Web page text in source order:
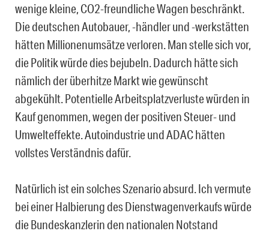
wenige kleine, CO2-freundliche Wagen beschränkt.
Die deutschen Autobauer, -händler und -werkstätten
hätten Millionenumsätze verloren. Man stelle sich vor,
die Politik würde dies bejubeln. Dadurch hätte sich
nämlich der überhitze Markt wie gewünscht
abgekühlt. Potentielle Arbeitsplatzverluste würden in
Kauf genommen, wegen der positiven Steuer- und
Umwelteffekte. Autoindustrie und ADAC hätten
vollstes Verständnis dafür.
Natürlich ist ein solches Szenario absurd. Ich vermute
bei einer Halbierung des Dienstwagenverkaufs würde
die Bundeskanzlerin den nationalen Notstand